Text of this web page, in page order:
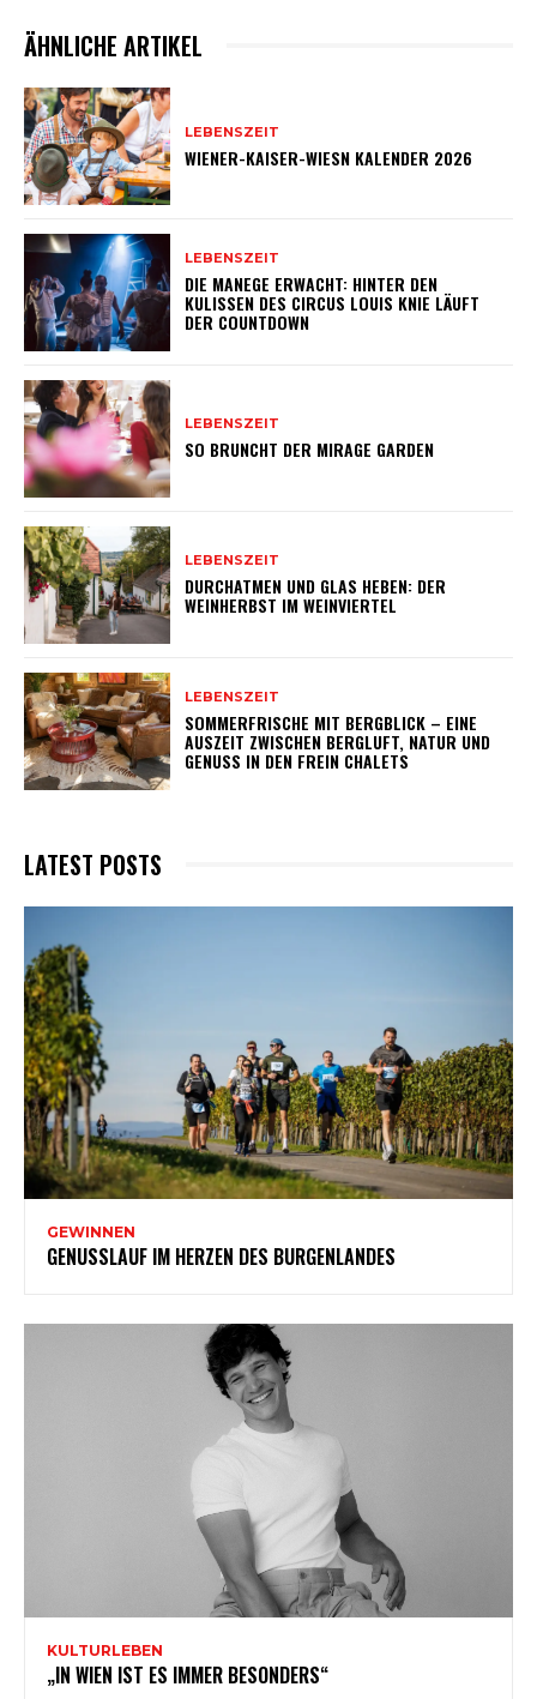
ÄHNLICHE ARTIKEL
LEBENSZEIT
WIENER-KAISER-WIESN KALENDER 2026
LEBENSZEIT
DIE MANEGE ERWACHT: HINTER DEN
KULISSEN DES CIRCUS LOUIS KNIE LÄUFT
DER COUNTDOWN
LEBENSZEIT
SO BRUNCHT DER MIRAGE GARDEN
LEBENSZEIT
DURCHATMEN UND GLAS HEBEN: DER
WEINHERBST IM WEINVIERTEL
LEBENSZEIT
SOMMERFRISCHE MIT BERGBLICK – EINE
AUSZEIT ZWISCHEN BERGLUFT, NATUR UND
GENUSS IN DEN FREIN CHALETS
LATEST POSTS
GEWINNEN
GENUSSLAUF IM HERZEN DES BURGENLANDES
KULTURLEBEN
„IN WIEN IST ES IMMER BESONDERS“